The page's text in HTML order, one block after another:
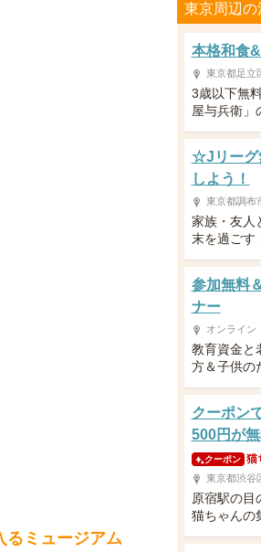
るミュージアム
東京周辺の
本格和食
東京都足立
3歳以下無
屋与兵衛」
☆Jリーグ
しよう！
東京都調布
家族・友人
末を過ごす
参加無料
ナー
オンライン
教育資金と
方＆子供の
クーポン
500円が
クーポン 猫
東京都渋谷
原宿駅の目
猫ちゃんの